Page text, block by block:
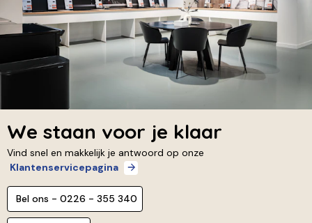
We staan voor je klaar
Vind snel en makkelijk je antwoord op onze
Klantenservicepagina
Bel ons - 0226 - 355 340